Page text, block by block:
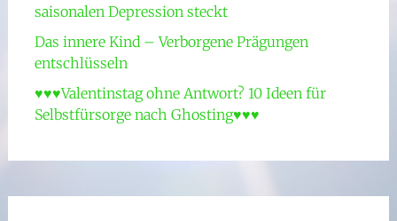
saisonalen Depression steckt
Das innere Kind – Verborgene Prägungen
entschlüsseln
♥♥♥Valentinstag ohne Antwort? 10 Ideen für
Selbstfürsorge nach Ghosting♥♥♥